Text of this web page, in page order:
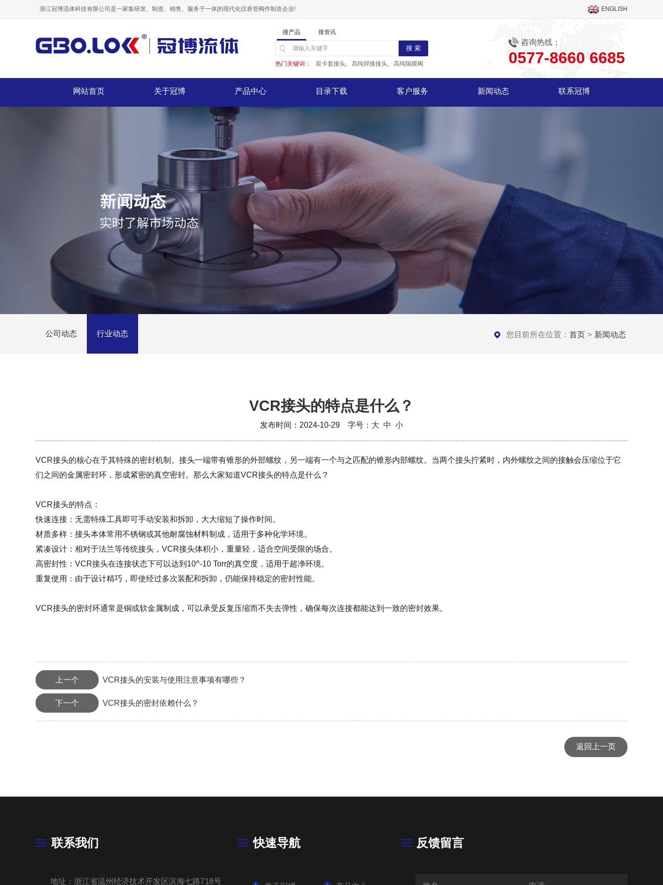
浙江冠博流体科技有限公司是一家集研发、制造、销售、服务于一体的现代化仪表管阀件制造企业! ENGLISH
搜产品 搜资讯
热门关键词： 双卡套接头, 高纯焊接接头, 高纯隔膜阀
咨询热线：
0577-8660 6685
网站首页 关于冠博 产品中心 目录下载 客户服务 新闻动态 联系冠博
公司动态 行业动态 您目前所在位置： 首页 > 新闻动态
VCR接头的特点是什么？
发布时间：2024-10-29 字号： 大 中 小
VCR接头的核心在于其特殊的密封机制。接头一端带有锥形的外部螺纹，另一端有一个与之匹配的锥形内部螺纹。当两个接头拧紧时，内外螺纹之间的接触会压缩位于它
们之间的金属密封环，形成紧密的真空密封。那么大家知道VCR接头的特点是什么？
VCR接头的特点：
快速连接：无需特殊工具即可手动安装和拆卸，大大缩短了操作时间。
材质多样：接头本体常用不锈钢或其他耐腐蚀材料制成，适用于多种化学环境。
紧凑设计：相对于法兰等传统接头，VCR接头体积小，重量轻，适合空间受限的场合。
高密封性：VCR接头在连接状态下可以达到10^-10 Torr的真空度，适用于超净环境。
重复使用：由于设计精巧，即使经过多次装配和拆卸，仍能保持稳定的密封性能。
VCR接头的密封环通常是铜或软金属制成，可以承受反复压缩而不失去弹性，确保每次连接都能达到一致的密封效果。
上一个 VCR接头的安装与使用注意事项有哪些？
下一个 VCR接头的密封依赖什么？
返回上一页
联系我们
地址：浙江省温州经济技术开发区滨海七路718号
快速导航 反馈留言